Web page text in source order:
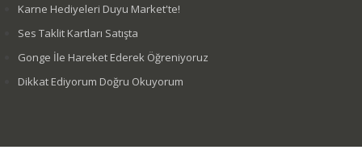
Karne Hediyeleri Duyu Market'te!
Ses Taklit Kartları Satışta
Gonge İle Hareket Ederek Öğreniyoruz
Dikkat Ediyorum Doğru Okuyorum